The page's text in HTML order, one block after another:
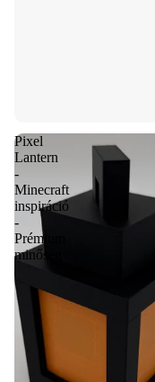
Pixel
Lantern
-
Minecraft
inspiráció
-
Prémium
minőség